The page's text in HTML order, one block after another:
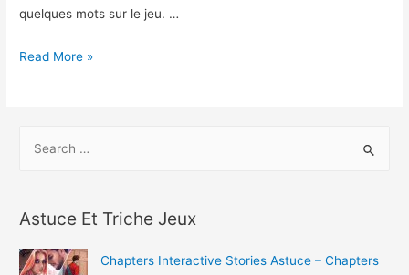
quelques mots sur le jeu. …
Ava’s
Ava’s
Pieces
Read More »
h
Astuce Et Triche Jeux
Chapters Interactive Stories Astuce – Chapters